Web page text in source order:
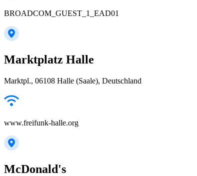
BROADCOM_GUEST_1_EAD01
Marktplatz Halle
Marktpl., 06108 Halle (Saale), Deutschland
www.freifunk-halle.org
McDonald's